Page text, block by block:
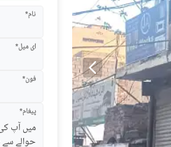
نام*
ای میل*
فون*
پیغام*